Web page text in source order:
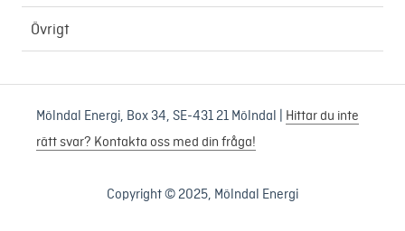
Övrigt
Mölndal Energi, Box 34, SE-431 21 Mölndal | Hittar du inte
rätt svar? Kontakta oss med din fråga!
Copyright © 2025, Mölndal Energi